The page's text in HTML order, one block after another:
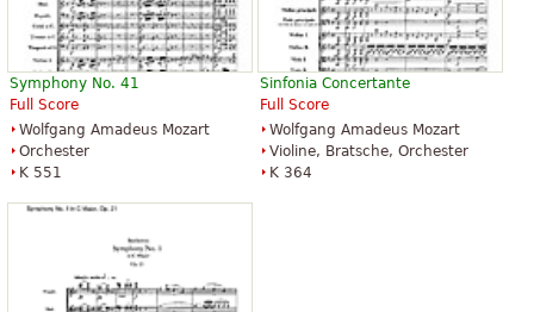
Symphony No. 41
Full Score
Wolfgang Amadeus Mozart
Orchester
K 551
Sinfonia Concertante
Full Score
Wolfgang Amadeus Mozart
Violine, Bratsche, Orchester
K 364